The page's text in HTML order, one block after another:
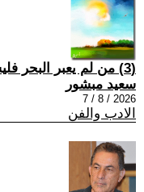
(3) من لم يعبر البحر فليشربه !
سعيد مبشور
2026 / 8 / 7
الادب والفن